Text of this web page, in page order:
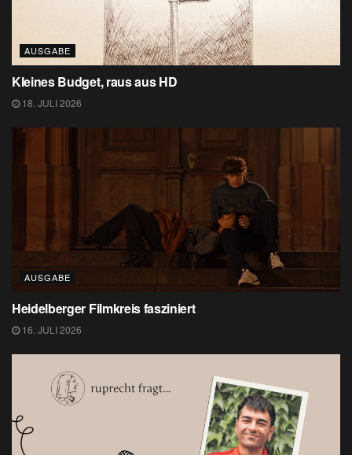
AUSGABE
Kleines Budget, raus aus HD
18. JULI 2026
AUSGABE
Heidelberger Filmkreis fasziniert
16. JULI 2026